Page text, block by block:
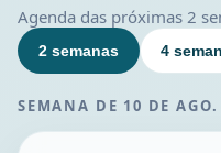
Agenda das próximas 2
2 semanas 4
SEMANA DE 10 DE